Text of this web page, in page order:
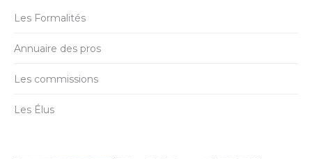
Les Formalités
Annuaire des pros
Les commissions
Les Élus